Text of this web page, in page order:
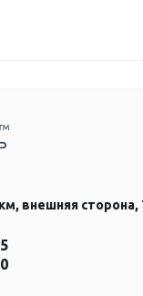
внешняя сторона,